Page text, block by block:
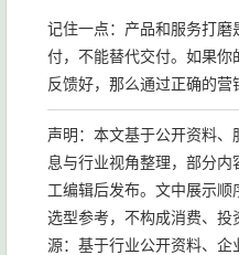
记住一点：产品和服务打磨
付，不能替代交付。如果你
反馈好，那么通过正确的营
声明：本文基于公开资料
息与行业视角整理，部分内
工编辑后发布。文中展示
选型参考，不构成消费、
源：基于行业公开资料、